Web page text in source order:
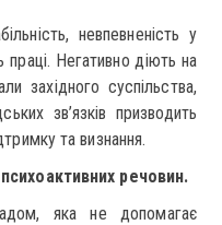
невпевненість у
праці. Негативно діють на
західного суспільства,
зв’язків призводить
та визнання.
речовин.
яка не допомагає